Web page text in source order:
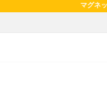
マグネットが付く壁の